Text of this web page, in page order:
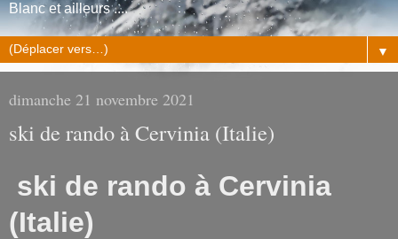
Blanc et ailleurs ....
▼
dimanche 21 novembre 2021
ski de rando à Cervinia (Italie)
ski de rando à Cervinia
(Italie)